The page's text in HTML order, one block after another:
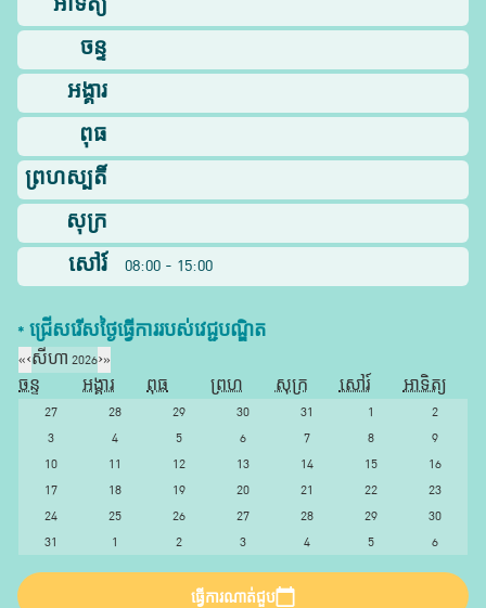
អាទិត្យ
ចន្ទ
អង្គារ
ពុធ
ព្រហស្បតិ៍
សុក្រ
សៅរ៍
08:00 - 15:00
* ជ្រើសរើស​ថ្ងៃ​ធ្វើការ​របស់​វេជ្ជបណ្ឌិត​
«‹សីហា 2026›»
ចន្ទ
អង្គារ ពុធ ព្រហ សុក្រ សៅរ៍
អាទិត្យ
27
28 29 30 31 1
2
3
4 5 6 7 8
9
10
11 12 13 14 15
16
17
18 19 20 21 22
23
24
25 26 27 28 29
30
31
1 2 3 4 5 6
ធ្វើការណាត់ជួប